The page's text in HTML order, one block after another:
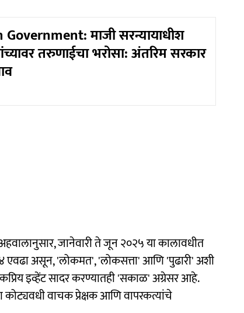
माजी सरन्यायाधीश
तरुणाईचा भरोसा: अंतरिम सरकार
जानेवारी ते जून २०२५ या कालावधीत
असून, 'लोकमत', 'लोकसत्ता' आणि 'पुढारी' अशी
इव्हेंट सादर करण्यातही 'सकाळ' अग्रेसर आहे.
कोट्यवधी वाचक प्रेक्षक आणि वापरकत्यांचे